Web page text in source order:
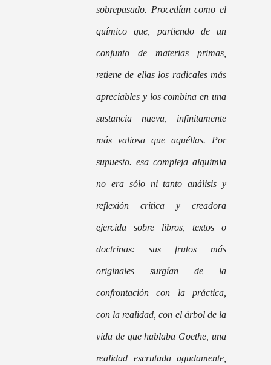
sobrepasado. Procedían como el
químico que, partiendo de un
conjunto de materias primas,
retiene de ellas los radicales más
apreciables y los combina en una
sustancia nueva, infinitamente
más valiosa que aquéllas. Por
supuesto. esa compleja alquimia
no era sólo ni tanto análisis y
reflexión critica y creadora
ejercida sobre libros, textos o
doctrinas: sus frutos más
originales surgían de la
confrontación con la práctica,
con la realidad, con el árbol de la
vida de que hablaba Goethe, una
realidad escrutada agudamente,